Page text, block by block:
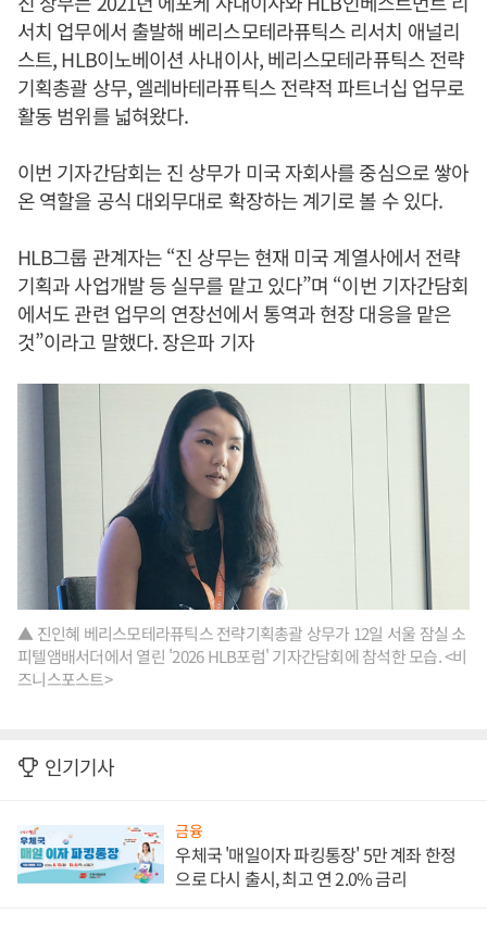
서치 업무에서 출발해 베리스모테라퓨틱스 리서치 애널리
스트, HLB이노베이션 사내이사, 베리스모테라퓨틱스 전략
기획총괄 상무, 엘레바테라퓨틱스 전략적 파트너십 업무로
활동 범위를 넓혀왔다.
이번 기자간담회는 진 상무가 미국 자회사를 중심으로 쌓아
온 역할을 공식 대외무대로 확장하는 계기로 볼 수 있다.
HLB그룹 관계자는 “진 상무는 현재 미국 계열사에서 전략
기획과 사업개발 등 실무를 맡고 있다”며 “이번 기자간담회
에서도 관련 업무의 연장선에서 통역과 현장 대응을 맡은
것”이라고 말했다. 장은파 기자
▲ 진인혜 베리스모테라퓨틱스 전략기획총괄 상무가 12일 서울 잠실 소
피텔앰배서더에서 열린 '2026 HLB포럼' 기자간담회에 참석한 모습. <비
즈니스포스트>
인기기사
금융
우체국 '매일이자 파킹통장' 5만 계좌 한정
으로 다시 출시, 최고 연 2.0% 금리